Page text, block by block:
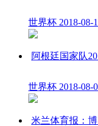
世界杯 2018-08-
阿根廷国家队
世界杯 2018-08-
米兰体育报：